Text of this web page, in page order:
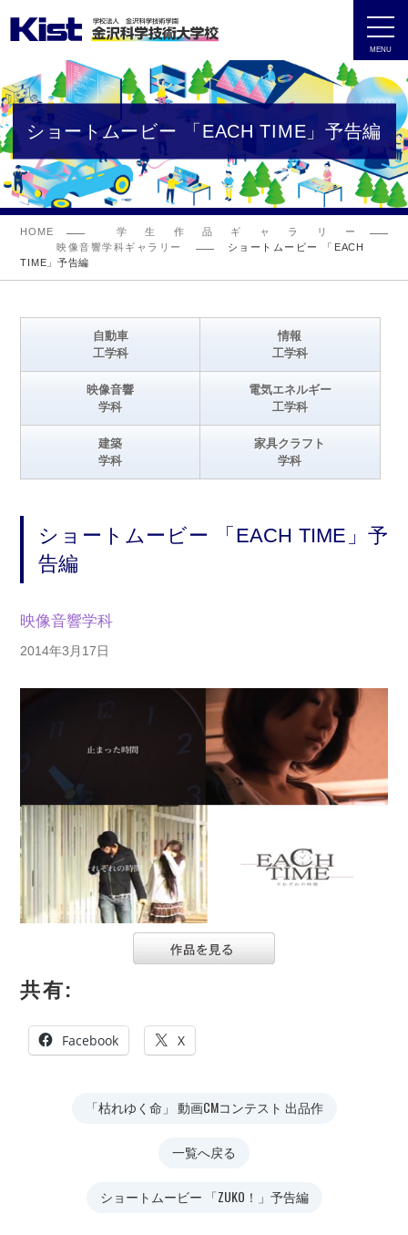
MENU
ショートムービー 「EACH TIME」予告編
HOME
学生作品ギャラリー
映像音響学科ギャラリー
ショートムービー 「EACH
TIME」予告編
自動車
工学科
情報
工学科
映像音響
学科
電気エネルギー
工学科
建築
学科
家具クラフト
学科
ショートムービー 「EACH TIME」予
告編
映像音響学科
2014年3月17日
共有:
Facebook X
「枯れゆく命」 動画CMコンテスト 出品作
一覧へ戻る
ショートムービー 「ZUKO！」予告編